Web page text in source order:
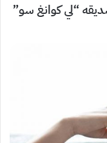
“لي كوانغ سو”